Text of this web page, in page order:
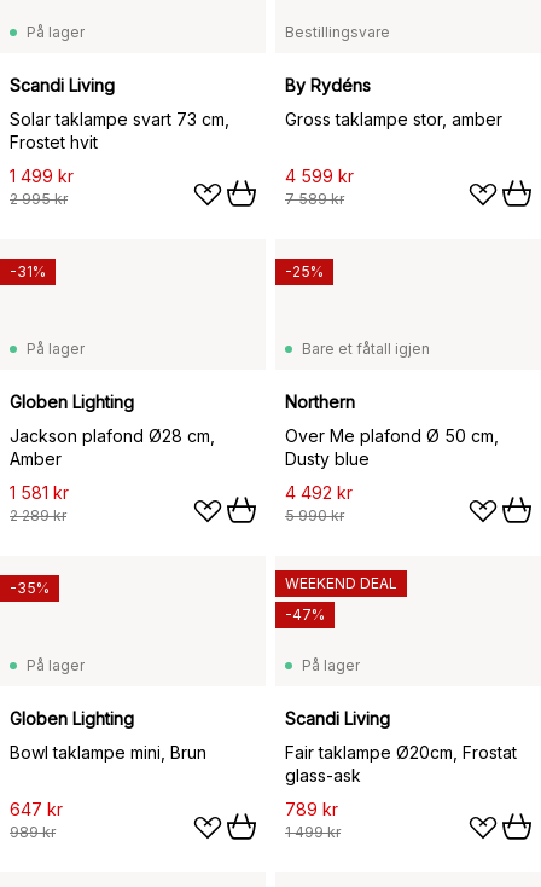
På lager
Scandi Living
Solar taklampe svart 73 cm,
Frostet hvit
1 499 kr
2 995 kr
Bestillingsvare
By Rydéns
Gross taklampe stor, amber
4 599 kr
7 589 kr
På lager
Globen Lighting
Jackson plafond Ø28 cm,
Amber
1 581 kr
2 289 kr
-31%
Bare et fåtall igjen
Northern
Over Me plafond Ø 50 cm,
Dusty blue
4 492 kr
5 990 kr
-25%
På lager
Globen Lighting
Bowl taklampe mini, Brun
647 kr
989 kr
-35%
På lager
Scandi Living
Fair taklampe Ø20cm, Frostat
glass-ask
789 kr
1 499 kr
WEEKEND DEAL
-47%